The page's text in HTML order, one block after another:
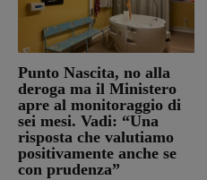
Punto Nascita, no alla
deroga ma il Ministero
apre al monitoraggio di
sei mesi. Vadi: “Una
risposta che valutiamo
positivamente anche se
con prudenza”